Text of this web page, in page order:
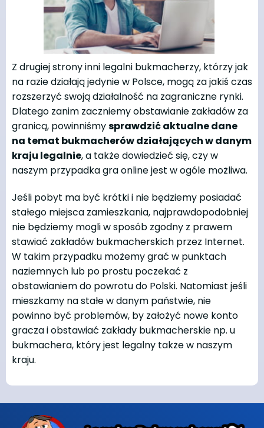
Z drugiej strony inni legalni bukmacherzy, którzy jak
na razie działają jedynie w Polsce, mogą za jakiś czas
rozszerzyć swoją działalność na zagraniczne rynki.
Dlatego zanim zaczniemy obstawianie zakładów za
granicą, powinniśmysprawdzić aktualne dane
na temat bukmacherów działających w danym
kraju legalnie, a także dowiedzieć się, czy w
naszym przypadka gra online jest w ogóle możliwa.
Jeśli pobyt ma być krótki i nie będziemy posiadać
stałego miejsca zamieszkania, najprawdopodobniej
nie będziemy mogli w sposób zgodny z prawem
stawiać zakładów bukmacherskich przez Internet.
W takim przypadku możemy grać w punktach
naziemnych lub po prostu poczekać z
obstawianiem do powrotu do Polski. Natomiast jeśli
mieszkamy na stałe w danym państwie, nie
powinno być problemów, by założyć nowe konto
gracza i obstawiać zakłady bukmacherskie np. u
bukmachera, który jest legalny także w naszym
kraju.